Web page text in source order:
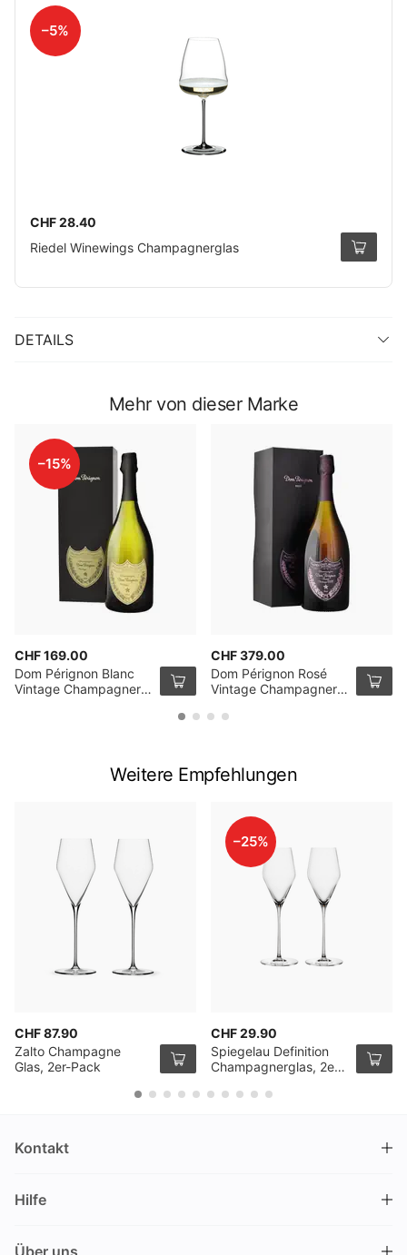
–5%
CHF 28.40
Riedel Winewings Champagnerglas
DETAILS
Mehr von dieser Marke
–15%
CHF 169.00
Dom Pérignon Blanc
Vintage Champagner
CHF 379.00
Dom Pérignon Rosé
Vintage Champagner
75cl
Weitere Empfehlungen
CHF 87.90
Zalto Champagne
Glas, 2er-Pack
–25%
CHF 29.90
Spiegelau Definition
Champagnerglas, 2er
Kontakt
Nüschelerstrasse 35
Schweiz
Hilfe
Über uns